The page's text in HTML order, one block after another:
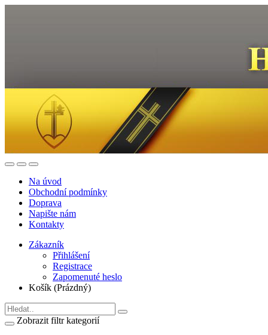
Na úvod
Obchodní podmínky
Doprava
Napište nám
Kontakty
Zákazník
Přihlášení
Registrace
Zapomenuté heslo
Košík (Prázdný)
Zobrazit filtr kategorií